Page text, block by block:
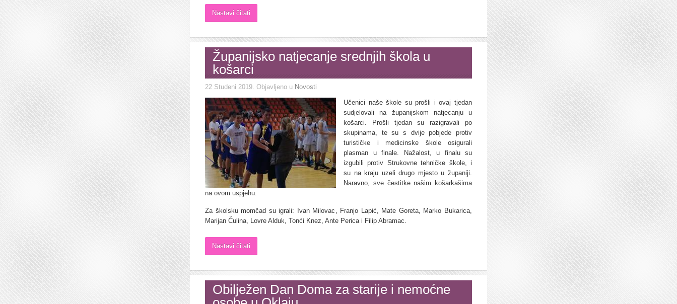
Nastavi čitati
Županijsko natjecanje srednjih škola u
košarci
22 Studeni 2019. Objavljeno u Novosti
Učenici naše škole su prošli i ovaj tjedan
sudjelovali na županijskom natjecanju u
košarci. Prošli tjedan su razigravali po
skupinama, te su s dvije pobjede protiv
turističke i medicinske škole osigurali
plasman u finale. Nažalost, u finalu su
izgubili protiv Strukovne tehničke škole, i
su na kraju uzeli drugo mjesto u županiji.
Naravno, sve čestitke našim košarkašima
na ovom uspjehu.
Za školsku momčad su igrali: Ivan Milovac, Franjo Lapić, Mate Goreta, Marko Bukarica,
Marijan Čulina, Lovre Alduk, Tonći Knez, Ante Perica i Filip Abramac.
Nastavi čitati
Obilježen Dan Doma za starije i nemoćne